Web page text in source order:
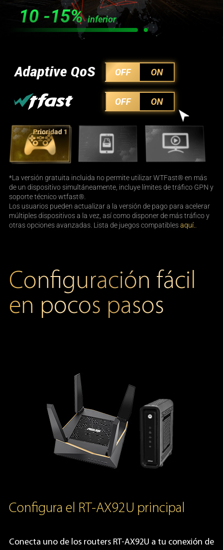
10 -15%inferior
OFF ON
OFF ON
Prioridad 1
*La versión gratuita incluida no permite utilizar WTFast® en más
de un dispositivo simultáneamente, incluye límites de tráfico GPN y
soporte técnico wtfast®.
Los usuarios pueden actualizar a la versión de pago para acelerar
múltiples dispositivos a la vez, así como disponer de más tráfico y
otras opciones avanzadas. Lista de juegos compatiblesaquí..
Configuración fácil
en pocos pasos
Configura el RT-AX92U principal
Conecta uno de los routers RT-AX92U a tu conexión de